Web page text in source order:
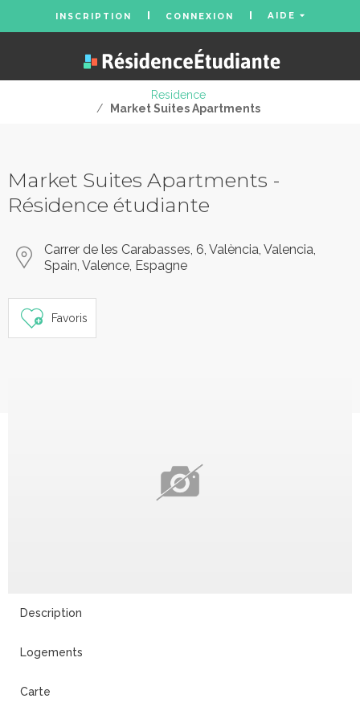
INSCRIPTION CONNEXION AIDE
Residence
/
Market Suites Apartments
Market Suites Apartments -
Résidence étudiante
Carrer de les Carabasses, 6, València, Valencia,
Spain, Valence, Espagne
Favoris
Description
Logements
Carte